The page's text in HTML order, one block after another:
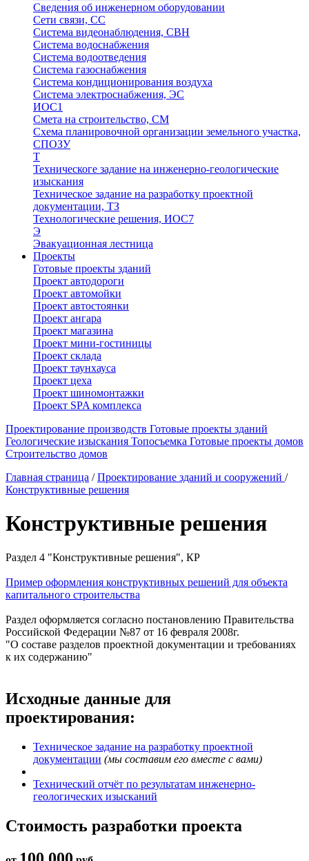
Сведения об инженерном оборудовании
Сети связи, СС
Система видеонаблюдения, СВН
Система водоснабжения
Система водоотведения
Система газоснабжения
Система кондиционирования воздуха
Система электроснабжения, ЭС
ИОС1
Смета на строительство, СМ
Схема планировочной организации земельного участка,
СПОЗУ
Т
Техническоге задание на инженерно-геологические
изыскания
Техническое задание на разработку проектной
документации, ТЗ
Технологические решения, ИОC7
Э
Эвакуационная лестница
Проекты
Готовые проекты зданий
Проект автодороги
Проект автомойки
Проект автостоянки
Проект ангара
Проект магазина
Проект мини-гостиницы
Проект склада
Проект таунхауса
Проект цеха
Проект шиномонтажки
Проект SPA комплекса
Проектирование производств Готовые проекты зданий
Геологические изыскания Топосъемка Готовые проекты домов
Строительство домов
Главная страница / Проектирование зданий и сооружений /
Конструктивные решения
Конструктивные решения
Раздел 4 "Конструктивные решения", КР
Пример оформления конструктивных решений для объекта
капитального строительства
Раздел оформляется согласно постановлению Правительства
Российской Федерации №87 от 16 февраля 2008г.
"О составе разделов проектной документации и требованиях
к их содержанию"
Исходные данные для
проектирования:
Техническое задание на разработку проектной
документации (мы составим его вместе с вами)
Технический отчёт по результатам инженерно-
геологических изысканий
Стоимость разработки проекта